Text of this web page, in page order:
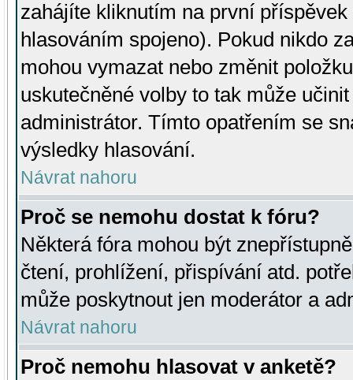
zahájíte kliknutím na první
hlasováním spojeno). Pokud nikdo
mohou vymazat nebo změnit
uskutečněné volby to tak může
administrátor. Tímto opatřením se
výsledky hlasování.
Návrat nahoru
Proč se nemohu dostat k fóru?
Některá fóra mohou být
čtení, prohlížení, přispívání atd.
může poskytnout jen moderátor a
Návrat nahoru
Proč nemohu hlasovat v anketě?